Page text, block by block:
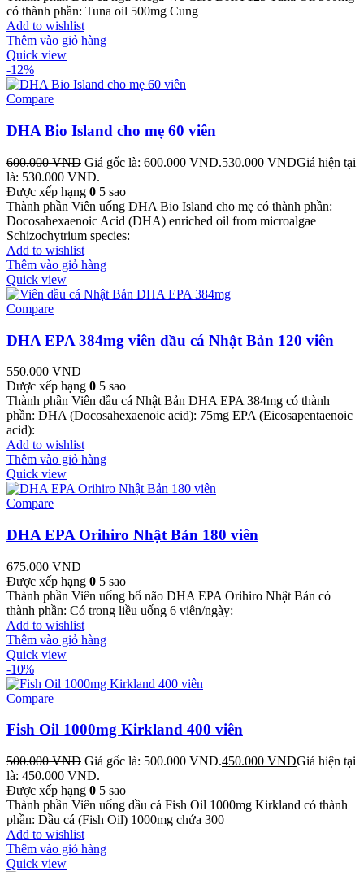
có thành phần: Tuna oil 500mg Cung
Add to wishlist
Thêm vào giỏ hàng
Quick view
-12%
Compare
DHA Bio Island cho mẹ 60 viên
600.000VND Giá gốc là: 600.000 VND.530.000 VNDGiá hiện tại
là: 530.000 VND.
Được xếp hạng 0 5 sao
Thành phần Viên uống DHA Bio Island cho mẹ có thành phần:
Docosahexaenoic Acid (DHA) enriched oil from microalgae
Schizochytrium species:
Add to wishlist
Thêm vào giỏ hàng
Quick view
Compare
DHA EPA 384mg viên dầu cá Nhật Bản 120 viên
550.000 VND
Được xếp hạng 0 5 sao
Thành phần Viên dầu cá Nhật Bản DHA EPA 384mg có thành
phần: DHA (Docosahexaenoic acid): 75mg EPA (Eicosapentaenoic
acid):
Add to wishlist
Thêm vào giỏ hàng
Quick view
Compare
DHA EPA Orihiro Nhật Bản 180 viên
675.000 VND
Được xếp hạng 0 5 sao
Thành phần Viên uống bổ não DHA EPA Orihiro Nhật Bản có
thành phần: Có trong liều uống 6 viên/ngày:
Add to wishlist
Thêm vào giỏ hàng
Quick view
-10%
Compare
Fish Oil 1000mg Kirkland 400 viên
500.000VND Giá gốc là: 500.000 VND.450.000 VNDGiá hiện tại
là: 450.000 VND.
Được xếp hạng 0 5 sao
Thành phần Viên uống dầu cá Fish Oil 1000mg Kirkland có thành
phần: Dầu cá (Fish Oil) 1000mg chứa 300
Add to wishlist
Thêm vào giỏ hàng
Quick view